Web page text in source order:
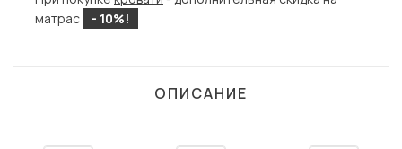
матрас
- 10%!
ОПИСАНИЕ